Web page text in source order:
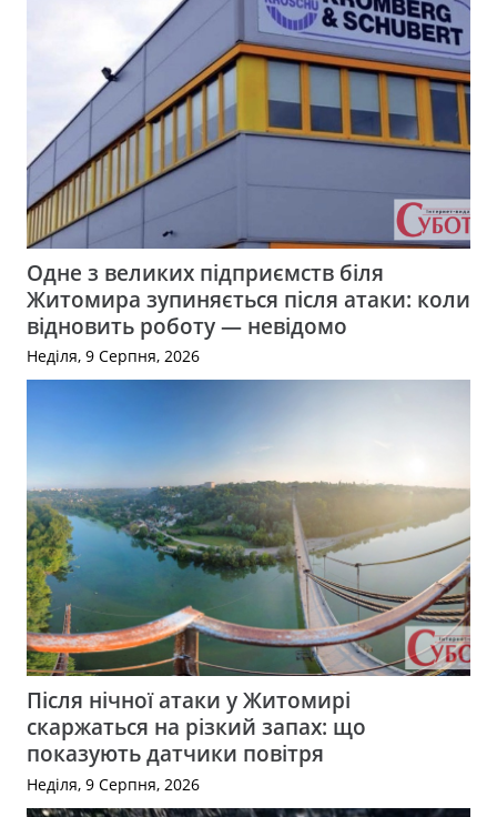
Одне з великих підприємств біля
Житомира зупиняється після атаки: коли
відновить роботу — невідомо
Неділя, 9 Серпня, 2026
Після нічної атаки у Житомирі
скаржаться на різкий запах: що
показують датчики повітря
Неділя, 9 Серпня, 2026